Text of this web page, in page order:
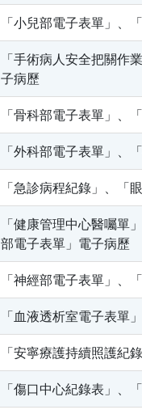
「小兒部電子表單」、
「手術病人安全把關作
子病歷
「骨科部電子表單」、
「外科部電子表單」、
「急診病程紀錄」、「
「健康管理中心醫囑單
部電子表單」電子病歷
「神經部電子表單」、
「血液透析室電子表單
「安寧療護持續照護紀
「傷口中心紀錄表」、